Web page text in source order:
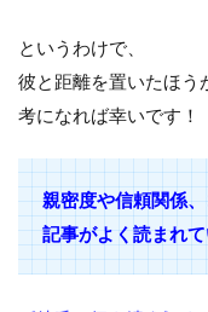
というわけで、
彼と距離を置いたほう
考になれば幸いです！
親密度や信頼関係
記事がよく読まれ